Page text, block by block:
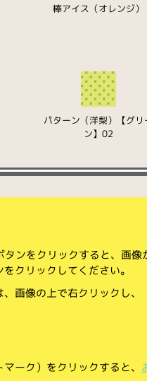
棒アイス（オレンジ）
パターン（洋梨）【グリ
ン】02
ンをクリックすると、画像
クリックしてください。
画像の上で右クリックし
ーク）をクリックすると、